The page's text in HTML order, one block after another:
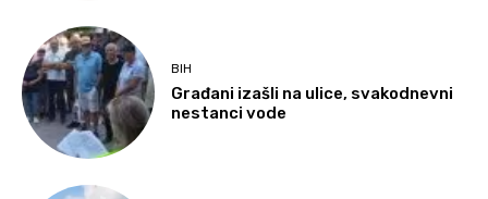
BIH
Građani izašli na ulice, svakodnevni
nestanci vode